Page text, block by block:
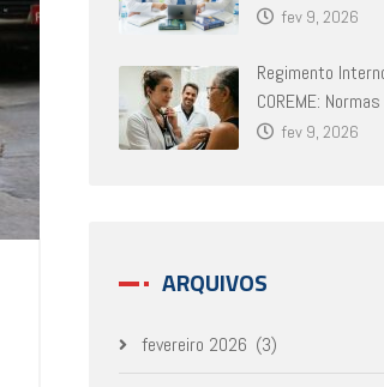
fev 9, 2026
Regimento
COREME:
fev 9, 2026
ARQUIVOS
fevereiro 2026 (3)